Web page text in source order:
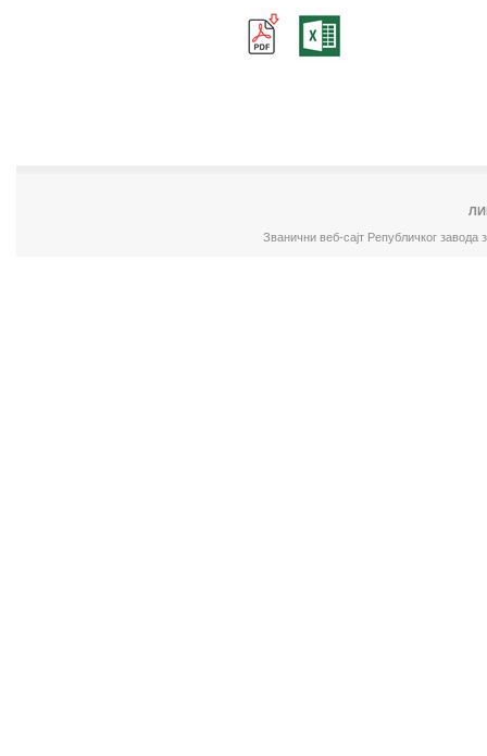
Званични веб-сајт Републичког